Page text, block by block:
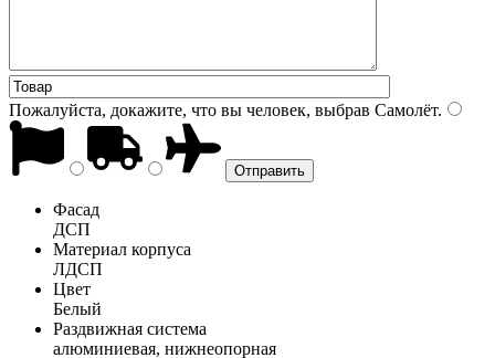
Пожалуйста, докажите, что вы человек, выбрав Самолёт.
Фасад
ДСП
Материал корпуса
ЛДСП
Цвет
Белый
Раздвижная система
алюминиевая, нижнеопорная